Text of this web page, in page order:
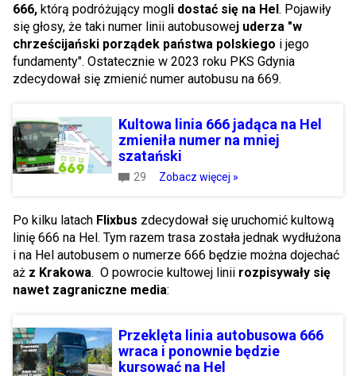
666, którą podróżujący mogli dostać się na Hel. Pojawiły
się głosy, że taki numer linii autobusowej uderza "w
chrześcijański porządek państwa polskiego i jego
fundamenty". Ostatecznie w 2023 roku PKS Gdynia
zdecydował się zmienić numer autobusu na 669.
Kultowa linia 666 jadąca na Hel
zmieniła numer na mniej
szatański
29 Zobacz więcej »
Po kilku latach Flixbus zdecydował się uruchomić kultową
linię 666 na Hel. Tym razem trasa została jednak wydłużona
i na Hel autobusem o numerze 666 będzie można dojechać
aż z Krakowa. O powrocie kultowej linii rozpisywały się
nawet zagraniczne media:
Przeklęta linia autobusowa 666
wraca i ponownie będzie
kursować na Hel